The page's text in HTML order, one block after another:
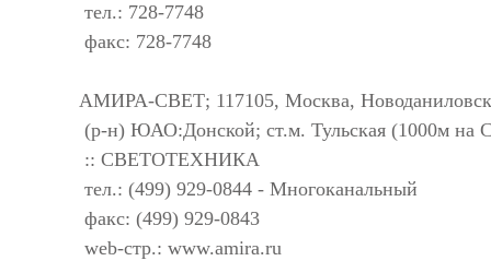
тел.: 728-7748
факс: 728-7748
АМИРА-СВЕТ; 117105, Москва,
(р-н) ЮАО:Донской; ст.м. Тульская (1000м на
:: СВЕТОТЕХНИКА
тел.: (499) 929-0844 - Многоканальный
факс: (499) 929-0843
web-стр.: www.amira.ru